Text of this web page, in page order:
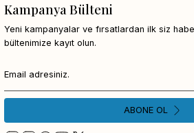
Kampanya Bülteni
Yeni kampanyalar ve fırsatlardan ilk siz
bültenimize kayıt olun.
ABONE OL